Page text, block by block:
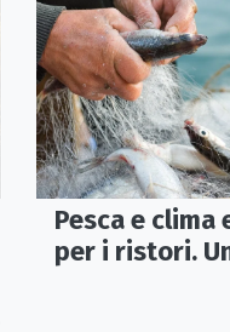
Pesca e
per i ristori.